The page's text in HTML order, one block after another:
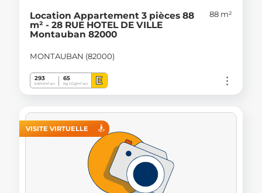
Location Appartement 3 pièces 88
m² - 28 RUE HOTEL DE VILLE
Montauban 82000
88 m²
MONTAUBAN (82000)
293
kWh/m².an
65
Kg CO2/m².an E
VISITE VIRTUELLE